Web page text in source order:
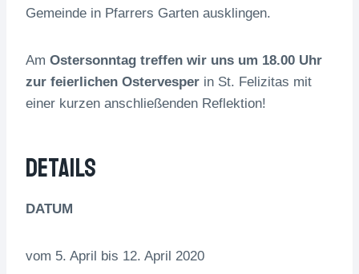
Gemeinde in Pfarrers Garten ausklingen.
Am Ostersonntag treffen wir uns um 18.00 Uhr
zur feierlichen Ostervesper in St. Felizitas mit
einer kurzen anschließenden Reflektion!
Details
DATUM
vom 5. April bis 12. April 2020